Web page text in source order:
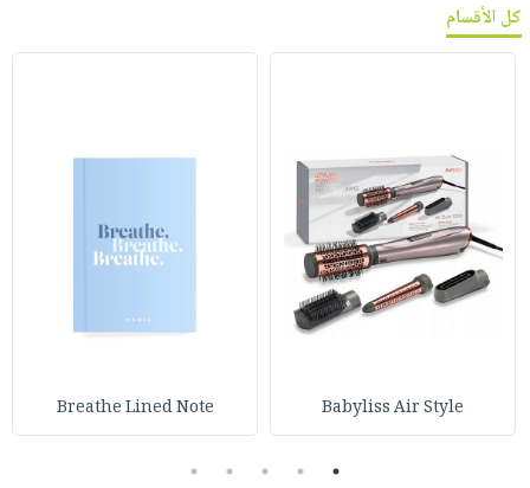
كل الأقسام
Babyliss Air Style
Breathe Lined Note
1
2
3
4
5